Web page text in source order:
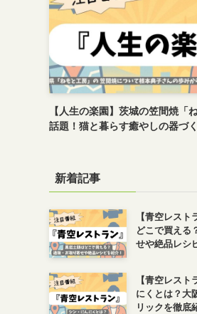
【人生の楽園】茨城の笠間焼「
話題！猫と暮らす癒やしの器づ
新着記事
【青空レス
どこで買える
せや絶品レシ
【青空レス
にくとは？大
リックを徹底